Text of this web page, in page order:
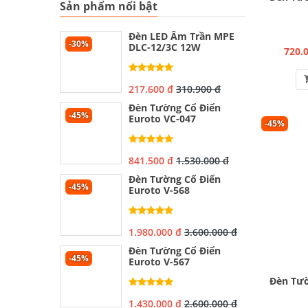
Sản phẩm nổi bật
-30%
Đèn LED Âm Trần MPE
DLC-12/3C 12W
217.600 đ 310.900 đ
-45%
Đèn Tường Cổ Điển
Euroto VC-047
841.500 đ 1.530.000 đ
-45%
Đèn Tường Cổ Điển
Euroto V-568
1.980.000 đ 3.600.000 đ
-45%
Đèn Tường Cổ Điển
Euroto V-567
1.430.000 đ 2.600.000 đ
-45%
Đèn